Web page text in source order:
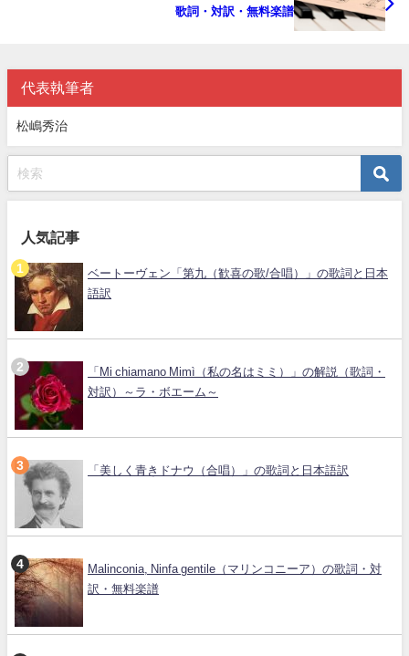
歌詞・対訳・無料楽譜
代表執筆者
松嶋秀治
人気記事
ベートーヴェン「第九（歓喜の歌/合唱）」の歌詞と日本
語訳
「Mi chiamano Mimì（私の名はミミ）」の解説（歌詞・
対訳）～ラ・ボエーム～
「美しく青きドナウ（合唱）」の歌詞と日本語訳
Malinconia, Ninfa gentile（マリンコニーア）の歌詞・対
訳・無料楽譜